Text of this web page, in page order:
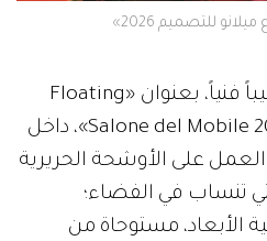
للتصميم 2026»
قدّمت «Ferragamo» تركيباً فنياً، بعنوان «Floating
Silk Garden»، خلال «Salone del Mobile 2026»، داخل
على الأوشحة الحريرية
تنساب في الفضاء؛
الأبعاد، مستوحاة من